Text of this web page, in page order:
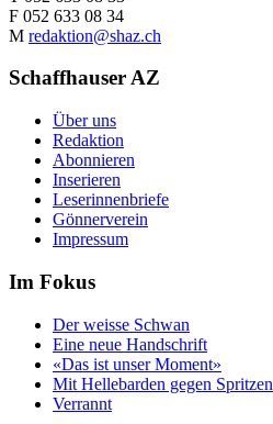
F 052 633 08 34
M redaktion@shaz.ch
Schaffhauser AZ
Über uns
Redaktion
Abonnieren
Inserieren
Leserinnenbriefe
Gönnerverein
Impressum
Im Fokus
Der weisse Schwan
Eine neue Handschrift
«Das ist unser Moment»
Mit Hellebarden gegen Spritzen
Verrannt